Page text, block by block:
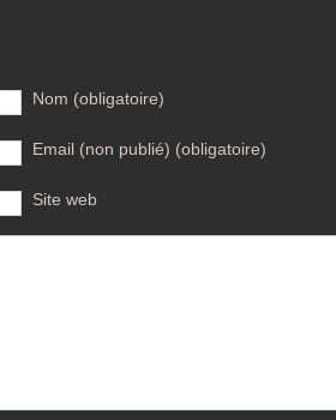
Nom (obligatoire)
Email (non publié) (obligatoire)
Site web